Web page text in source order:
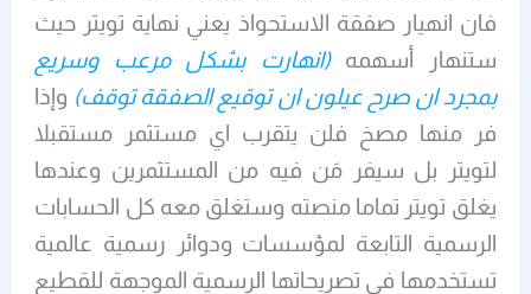
فان انهيار صفقة الاستحواذ يعني نهاية تويتر حيث
ستنهار أسهمه(انهارت بشكل مرعب وسريع
بمجرد ان صرح عيلون ان توقيع الصفقة توقف) وإذا
فر منها مصخ فلن يتقرب اي مستثمر مستقبلا
لتويتر بل سيفر مَن فيه من المستثمرين وعندها
يغلق تويتر تماما منصته وستغلق معه كل الحسابات
الرسمية التابعة لمؤسسات ودوائر رسمية عالمية
تستخدمها في تصريحاتها الرسمية الموجهة للقطيع